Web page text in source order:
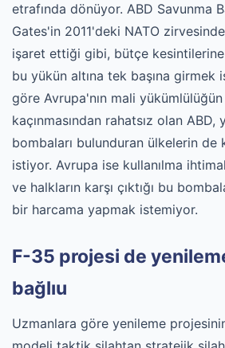
etrafında dönüyor. ABD Savunma
Gates'in 2011'deki NATO
işaret ettiği gibi, bütçe
bu yükün altına tek başına girmek
göre Avrupa'nın mali
kaçınmasından rahatsız olan ABD,
bombaları bulunduran ülkelerin de
istiyor. Avrupa ise kullanılma
ve halkların karşı çıktığı bu
bir harcama yapmak istemiyor.
F-35 projesi de
bağlıu
Uzmanlara göre yenileme